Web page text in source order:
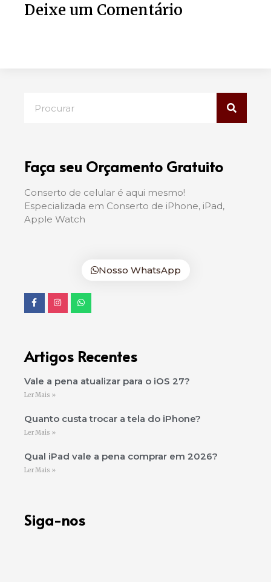
Deixe um Comentário
Faça seu Orçamento Gratuito
Conserto de celular é aqui mesmo!
Especializada em Conserto de iPhone, iPad,
Apple Watch
Nosso WhatsApp
Artigos Recentes
Vale a pena atualizar para o iOS 27?
Ler Mais »
Quanto custa trocar a tela do iPhone?
Ler Mais »
Qual iPad vale a pena comprar em 2026?
Ler Mais »
Siga-nos